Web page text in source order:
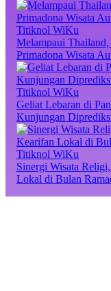
Titiknol WiKu
Melampaui
Primadona Wisata
Titiknol WiKu
Geliat Lebaran di
Kunjungan
Titiknol WiKu
Sinergi Wisata
Lokal di Bulan